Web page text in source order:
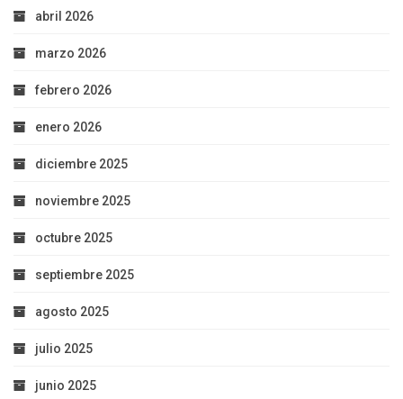
abril 2026
marzo 2026
febrero 2026
enero 2026
diciembre 2025
noviembre 2025
octubre 2025
septiembre 2025
agosto 2025
julio 2025
junio 2025